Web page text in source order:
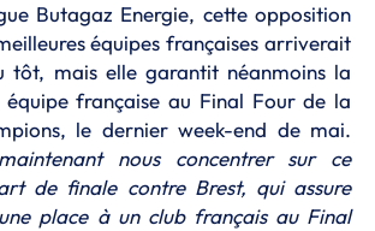
Butagaz Energie, cette opposition
équipes françaises arriverait
tôt, mais elle garantit néanmoins la
équipe française au Final Four de la
le dernier week-end de mai.
nous concentrer sur ce
de finale contre Brest, qui assure
place à un club français au Final